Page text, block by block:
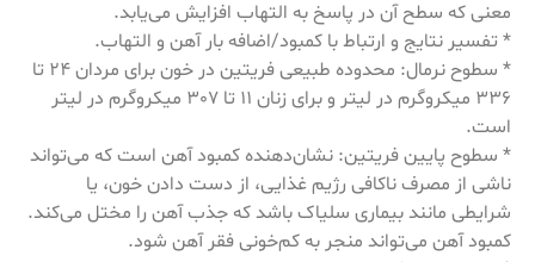
معنی که سطح آن در پاسخ به التهاب افزایش می‌یابد.
* تفسیر نتایج و ارتباط با کمبود/اضافه بار آهن و التهاب.
* سطوح نرمال: محدوده طبیعی فریتین در خون برای مردان 24 تا
336 میکروگرم در لیتر و برای زنان 11 تا 307 میکروگرم در لیتر
است.
* سطوح پایین فریتین: نشان‌دهنده کمبود آهن است که می‌تواند
ناشی از مصرف ناکافی رژیم غذایی، از دست دادن خون، یا
شرایطی مانند بیماری سلیاک باشد که جذب آهن را مختل می‌کند.
کمبود آهن می‌تواند منجر به کم‌خونی فقر آهن شود.